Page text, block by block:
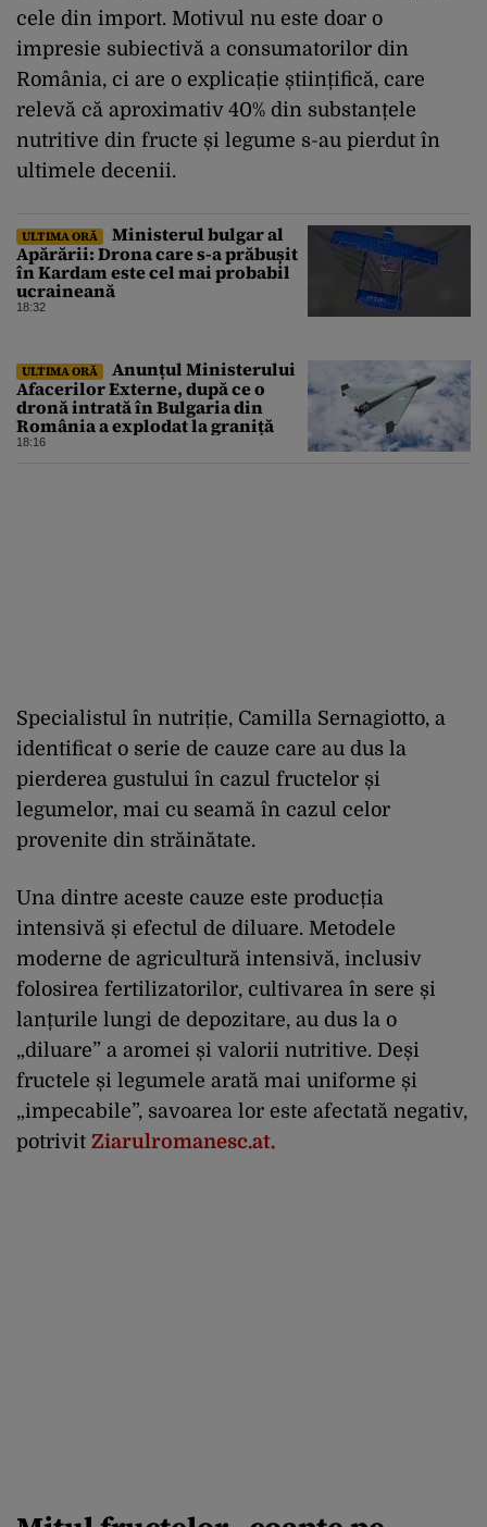
cele din import. Motivul nu este doar o
impresie subiectivă a consumatorilor din
România, ci are o explicație științifică, care
relevă că aproximativ 40% din substanțele
nutritive din fructe și legume s-au pierdut în
ultimele decenii.
ULTIMA ORĂ
Ministerul bulgar al
Apărării: Drona care s-a prăbușit
în Kardam este cel mai probabil
ucraineană
18:32
ULTIMA ORĂ
Anunțul Ministerului
Afacerilor Externe, după ce o
dronă intrată în Bulgaria din
România a explodat la graniță
18:16
Specialistul în nutriție, Camilla Sernagiotto, a
identificat o serie de cauze care au dus la
pierderea gustului în cazul fructelor și
legumelor, mai cu seamă în cazul celor
provenite din străinătate.
Una dintre aceste cauze este producția
intensivă și efectul de diluare. Metodele
moderne de agricultură intensivă, inclusiv
folosirea fertilizatorilor, cultivarea în sere și
lanțurile lungi de depozitare, au dus la o
„diluare” a aromei și valorii nutritive. Deși
fructele și legumele arată mai uniforme și
„impecabile”, savoarea lor este afectată negativ,
potrivit Ziarulromanesc.at.